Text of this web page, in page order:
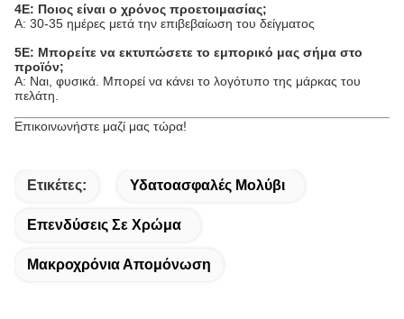
4Ε: Ποιος είναι ο χρόνος προετοιμασίας;
Α: 30-35 ημέρες μετά την επιβεβαίωση του δείγματος
5Ε: Μπορείτε να εκτυπώσετε το εμπορικό μας σήμα στο
προϊόν;
Α: Ναι, φυσικά. Μπορεί να κάνει το λογότυπο της μάρκας του
πελάτη.
Επικοινωνήστε μαζί μας τώρα!
Ετικέτες: Υδατοασφαλές Μολύβι
Επενδύσεις Σε Χρώμα
Μακροχρόνια Απομόνωση